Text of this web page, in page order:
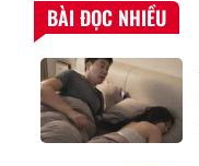
BÀI ĐỌC NHIỀU